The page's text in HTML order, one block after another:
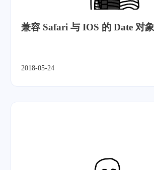
兼容 Safari 与 IOS 的 Date 对象
2018-05-24